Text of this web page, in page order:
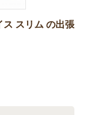
スリム の出張